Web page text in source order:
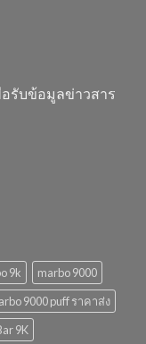
รับข้อมูลข่าวสาร
9k
marbo 9000
9000 puff ราคาส่ง
9K